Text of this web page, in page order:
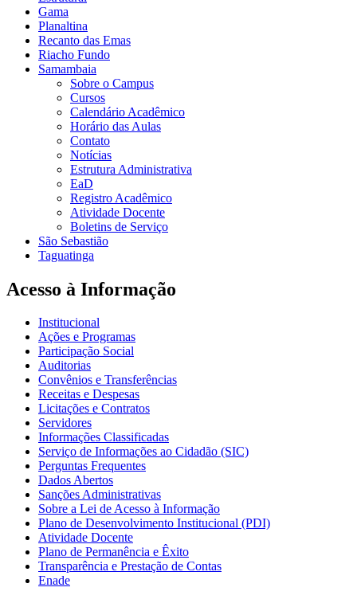
Gama
Planaltina
Recanto das Emas
Riacho Fundo
Samambaia
Sobre o Campus
Cursos
Calendário Acadêmico
Horário das Aulas
Contato
Notícias
Estrutura Administrativa
EaD
Registro Acadêmico
Atividade Docente
Boletins de Serviço
São Sebastião
Taguatinga
Acesso à Informação
Institucional
Ações e Programas
Participação Social
Auditorias
Convênios e Transferências
Receitas e Despesas
Licitações e Contratos
Servidores
Informações Classificadas
Serviço de Informações ao Cidadão (SIC)
Perguntas Frequentes
Dados Abertos
Sanções Administrativas
Sobre a Lei de Acesso à Informação
Plano de Desenvolvimento Institucional (PDI)
Atividade Docente
Plano de Permanência e Êxito
Transparência e Prestação de Contas
Enade